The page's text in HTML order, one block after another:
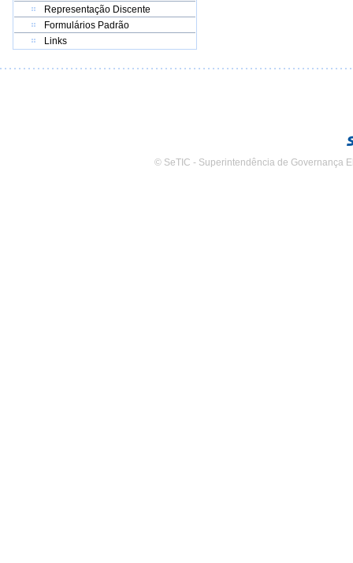
Representação Discente
Formulários Padrão
Links
© SeTIC - Superintendência de Governança